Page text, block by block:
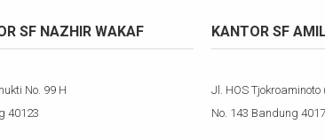
SF NAZHIR WAKAF
No. 99 H
40123
KANTOR SF
Jl. HOS
No. 143 Bandung